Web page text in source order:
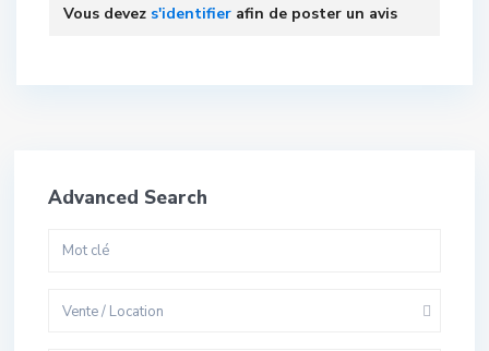
Vous devez s'identifier afin de poster un avis
Advanced Search
Vente / Location